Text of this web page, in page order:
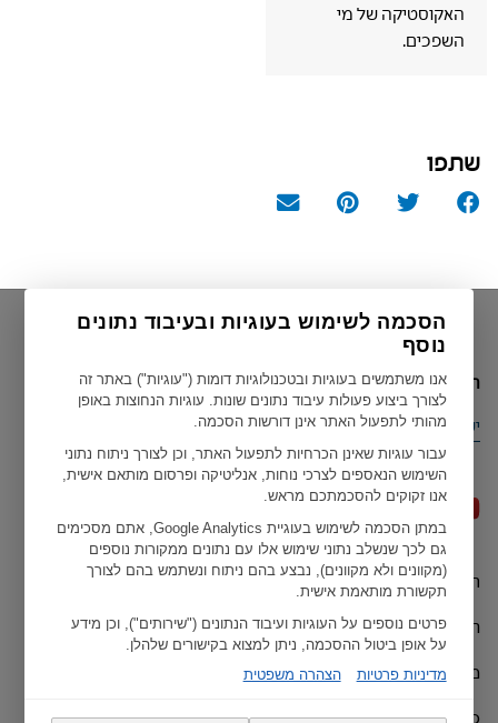
האקוסטיקה של מי
השפכים.
שתפו
הסכמה לשימוש בעוגיות ובעיבוד נתונים
נוסף
אנו משתמשים בעוגיות ובטכנולוגיות דומות ("עוגיות") באתר זה
לצורך ביצוע פעולות עיבוד נתונים שונות. עוגיות הנחוצות באופן
מהותי לתפעול האתר אינן דורשות הסכמה.
עבור עוגיות שאינן הכרחיות לתפעול האתר, וכן לצורך ניתוח נתוני
השימוש הנאספים לצרכי נוחות, אנליטיקה ופרסום מותאם אישית,
אנו זקוקים להסכמתכם מראש.
במתן הסכמה לשימוש בעוגיית Google Analytics, אתם מסכימים
גם לכך שנשלב נתוני שימוש אלו עם נתונים ממקורות נוספים
(מקוונים ולא מקוונים), נבצע בהם ניתוח ונשתמש בהם לצורך
תקשורת מותאמת אישית.
פרטים נוספים על העוגיות ועיבוד הנתונים ("שירותים"), וכן מידע
על אופן ביטול ההסכמה, ניתן למצוא בקישורים שלהלן.
מדיניות פרטיות
הצהרה משפטית
הארץ הנוכחית שלך
ישראל
תנאי שימושGeberit כל הזכויות שמורות ל ©
הצהרות האיחוד האירופי
מדיניות פרטיות
כתב ויתור